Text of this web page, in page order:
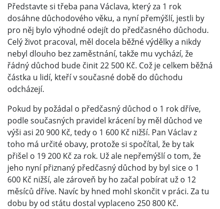
Představte si třeba pana Václava, který za 1 rok
dosáhne důchodového věku, a nyní přemýšlí, jestli by
pro něj bylo výhodné odejít do předčasného důchodu.
Celý život pracoval, měl docela běžné výdělky a nikdy
nebyl dlouho bez zaměstnání, takže mu vychází, že
řádný důchod bude činit 22 500 Kč. Což je celkem běžná
částka u lidí, kteří v současné době do důchodu
odcházejí.
Pokud by požádal o předčasný důchod o 1 rok dříve,
podle současných pravidel krácení by měl důchod ve
výši asi 20 900 Kč, tedy o 1 600 Kč nižší. Pan Václav z
toho má určité obavy, protože si spočítal, že by tak
přišel o 19 200 Kč za rok. Už ale nepřemýšlí o tom, že
jeho nyní přiznaný předčasný důchod by byl sice o 1
600 Kč nižší, ale zároveň by ho začal pobírat už o 12
měsíců dříve. Navíc by hned mohl skončit v práci. Za tu
dobu by od státu dostal vyplaceno 250 800 Kč.